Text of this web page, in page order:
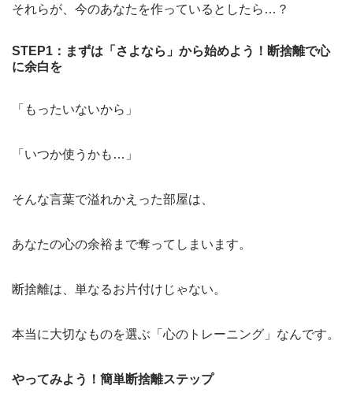
それらが、今のあなたを作っているとしたら…？
STEP1：まずは「さよなら」から始めよう！断捨離で心
に余白を
「もったいないから」
「いつか使うかも…」
そんな言葉で溢れかえった部屋は、
あなたの心の余裕まで奪ってしまいます。
断捨離は、単なるお片付けじゃない。
本当に大切なものを選ぶ「心のトレーニング」なんです。
やってみよう！簡単断捨離ステップ